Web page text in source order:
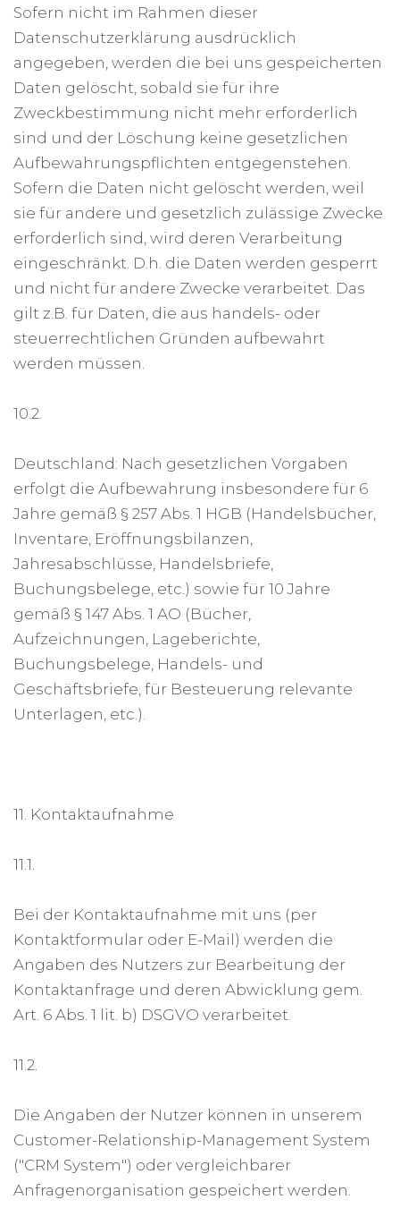
Sofern nicht im Rahmen dieser
Datenschutzerklärung ausdrücklich
angegeben, werden die bei uns gespeicherten
Daten gelöscht, sobald sie für ihre
Zweckbestimmung nicht mehr erforderlich
sind und der Löschung keine gesetzlichen
Aufbewahrungspflichten entgegenstehen.
Sofern die Daten nicht gelöscht werden, weil
sie für andere und gesetzlich zulässige Zwecke
erforderlich sind, wird deren Verarbeitung
eingeschränkt. D.h. die Daten werden gesperrt
und nicht für andere Zwecke verarbeitet. Das
gilt z.B. für Daten, die aus handels- oder
steuerrechtlichen Gründen aufbewahrt
werden müssen.
10.2.
Deutschland: Nach gesetzlichen Vorgaben
erfolgt die Aufbewahrung insbesondere für 6
Jahre gemäß § 257 Abs. 1 HGB (Handelsbücher,
Inventare, Eröffnungsbilanzen,
Jahresabschlüsse, Handelsbriefe,
Buchungsbelege, etc.) sowie für 10 Jahre
gemäß § 147 Abs. 1 AO (Bücher,
Aufzeichnungen, Lageberichte,
Buchungsbelege, Handels- und
Geschäftsbriefe, für Besteuerung relevante
Unterlagen, etc.).
11. Kontaktaufnahme
11.1.
Bei der Kontaktaufnahme mit uns (per
Kontaktformular oder E-Mail) werden die
Angaben des Nutzers zur Bearbeitung der
Kontaktanfrage und deren Abwicklung gem.
Art. 6 Abs. 1 lit. b) DSGVO verarbeitet.
11.2.
Die Angaben der Nutzer können in unserem
Customer-Relationship-Management System
("CRM System") oder vergleichbarer
Anfragenorganisation gespeichert werden.